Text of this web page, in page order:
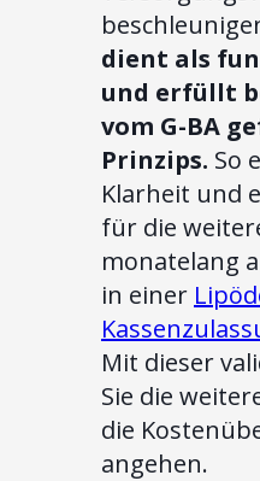
dient als
und erfüllt
vom G-BA
Prinzips. So
Klarheit und
für die
monatelang
in einer
Mit dieser
Sie die
die
angehen.